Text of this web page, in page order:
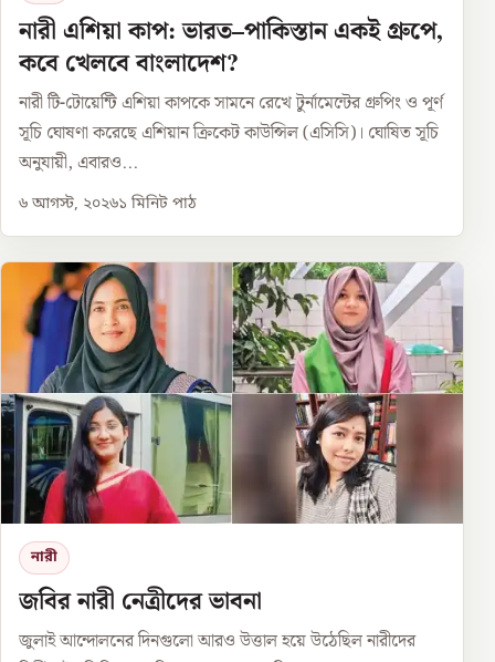
নারী এশিয়া কাপ: ভারত–পাকিস্তান একই গ্রুপে,
কবে খেলবে বাংলাদেশ?
নারী টি-টোয়েন্টি এশিয়া কাপকে সামনে রেখে টুর্নামেন্টের গ্রুপিং ও পূর্ণ
সূচি ঘোষণা করেছে এশিয়ান ক্রিকেট কাউন্সিল (এসিসি)। ঘোষিত সূচি
অনুযায়ী, এবারও...
৬ আগস্ট, ২০২৬১ মিনিট পাঠ
নারী
জবির নারী নেত্রীদের ভাবনা
জুলাই আন্দোলনের দিনগুলো আরও উত্তাল হয়ে উঠেছিল নারীদের